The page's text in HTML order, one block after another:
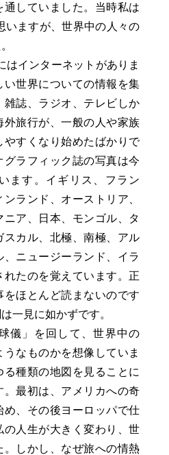
通していました。当時私は
いますが、世界中の人々の
インターネットがありま
い世界についての情報を集
雑誌、ラジオ、テレビしか
外旅行が、一般の人や家族
やすくなり始めたばかりで
グラフィック誌の写真は今
ます。イギリス、フラン
ランド、オーストリア、
ア、日本、モンゴル、タ
スカル、北極、南極、アル
ニュージーランド、イラ
れたのを覚えています。正
ほとんど読まないのです
一見に如かずです。
儀」を回して、世界中の
なものかを想像していま
る種類の地図を見ることに
。最初は、アメリカへの奇
め、その後ヨーロッパで仕
の人生が大きく変わり、世
。しかし、なぜ旅への情熱